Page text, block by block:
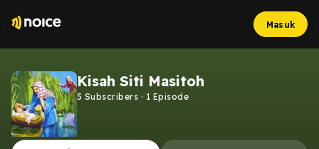
Masuk
Kisah Siti Masitoh
5 Subscribers · 1 Episode